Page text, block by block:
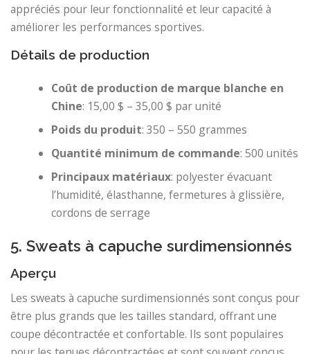
appréciés pour leur fonctionnalité et leur capacité à
améliorer les performances sportives.
Détails de production
Coût de production de marque blanche en
Chine: 15,00 $ – 35,00 $ par unité
Poids du produit: 350 – 550 grammes
Quantité minimum de commande: 500 unités
Principaux matériaux: polyester évacuant
l’humidité, élasthanne, fermetures à glissière,
cordons de serrage
5. Sweats à capuche surdimensionnés
Aperçu
Les sweats à capuche surdimensionnés sont conçus pour
être plus grands que les tailles standard, offrant une
coupe décontractée et confortable. Ils sont populaires